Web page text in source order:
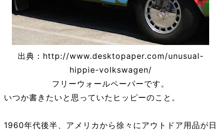
出典：http://www.desktopaper.com/unusual-
hippie-volkswagen/
フリーウォールペーパーです。
いつか書きたいと思っていたヒッピーのこと。
1960年代後半、アメリカから徐々にアウトドア用品が日